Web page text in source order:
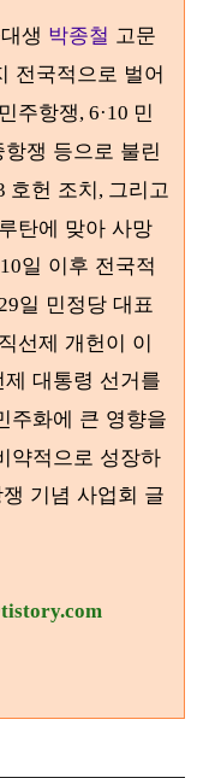
생 박종철 고문
전국적으로 벌어
주항쟁, 6·10 민
항쟁 등으로 불린
호헌 조치, 그리고
탄에 맞아 사망
10일 이후 전국적
일 민정당 대표
선제 개헌이 이
제 대통령 선거를
주화에 큰 영향을
약적으로 성장하
기념 사업회 글